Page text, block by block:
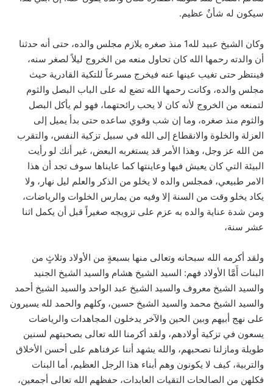
سيكون له شأنٌ عظيم.
وكان الشيخ عبيد لله1 منذ صغره يلازم مجلس والده، حتى أنه حدثنا
أن والدته رحمها الله كان تحاول منعه من الخروج ليلاً لصغر سنه،
فينتظر حتى تغيب عينها عنه فيخرج مسرعاً للتكية القادرية حيث
مجلس والده، وكانت رحمها الله تضع له على الباب البصل والثوم
لتمنعه من الخروج لأنه كان لا يحب رائحتهما، فهو لم يأكل البصل
والثوم منذ صغره، وما إن شب وقوي ساعده حتى بدأ يميل إلى
العزلة والخلوة والانقطاع إلى الله في سبيل تزكية النفس، والتقرب
من الله عز وجل، وهذا الأمر قد يستغربه البعض، غير أنك لو رأيت
البيئة التي كان يعيش فيها وعاينتها كما عايناها سوف تجد أن هذا
الامر طبيعي، فمجلس والده لا يخلو من الذكر والعلم ليل نهار، ولا
يكاد يخلو وقت من السنة إلا وفيه من يمارس الخلوات والرياضات،
ومن شدة عناية والده به عزم على تزويجه صغيراً قبل أن يكمل اثنا
عشر سنة،
ولقد أكرمه الله سبحانه وتعالى منها بسبعةٍ من الأولاد وثلاثٍ من
البنات أَمَّا الأولاد فهم: السيد الشيخ هشام والسيد الشيخ الجنيد
والسيد الشيخ معروف والسيد الشيخ عبد الواحد والسيد الشيخ أحمد
والسيد الشيخ محمد والسيد الشيخ حسين، وكلهم والحمد لله يسيرون
على نهج أبيهم وبين الحين والآخر يدخلون المجاهدات والرياضات
يسعون في تزكية أولادهم، ولقد أكرمنا الله تعالى بصحبتهم لسنين
طويلة ومازلنا نصحبهم، والله يشهد أننا عرفناهم على أحسن الأخلاق
والتربية، كيف لا يكونون وهم أبناء هذا الرجل العظيم، أما البنات
فكلهن من الصالحات التقيات العابدات، حفظهم الله تعالى أجمعين،